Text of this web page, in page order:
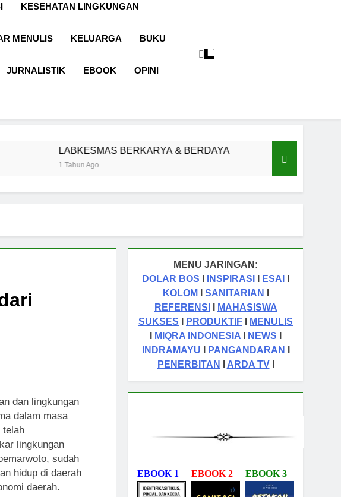
KESEHATAN LINGKUNGAN
MENULIS KELUARGA BUKU
JURNALISTIK EBOOK OPINI
BERKARYA & BERDAYA
dan lingkungan
dalam masa
telah
lingkungan
sudah
hidup di daerah
daerah.
MENU JARINGAN:
DOLAR BOS
INSPIRASI ESAI
KOLOM
SANITARIAN
REFERENSI
MAHASISWA
SUKSES
PRODUKTIF
MENULIS
MIQRA INDONESIA NEWS
INDRAMAYU
PANGANDARAN
PENERBITAN
ARDA TVI
EBOOK 1 EBOOK 2 EBOOK 3